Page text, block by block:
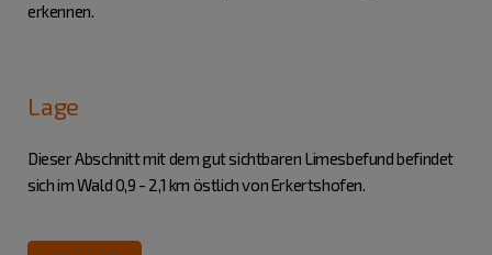
erkennen.
Lage
Dieser Abschnitt mit dem gut sichtbaren Limesbefund befindet
sich im Wald 0,9 - 2,1 km östlich von Erkertshofen.